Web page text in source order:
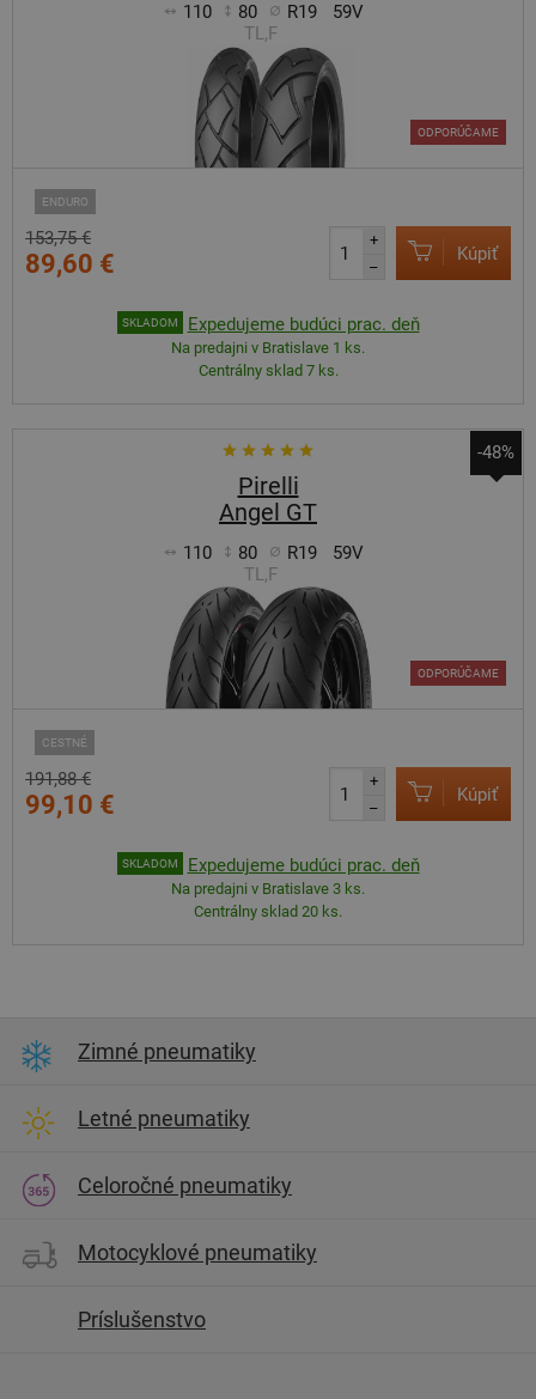
110 80 R19
59V
TL,F
ENDURO
ODPORÚČAME
153,75 €
89,60 €
+
–
Kúpiť
SKLADOM Expedujeme budúci prac. deň
Na predajni v Bratislave 1 ks.
Centrálny sklad 7 ks.
-48%
Pirelli
Angel GT
110 80 R19
59V
TL,F
CESTNÉ
ODPORÚČAME
191,88 €
99,10 €
+
–
Kúpiť
SKLADOM Expedujeme budúci prac. deň
Na predajni v Bratislave 3 ks.
Centrálny sklad 20 ks.
Zimné pneumatiky
Letné pneumatiky
Celoročné pneumatiky
Motocyklové pneumatiky
Príslušenstvo